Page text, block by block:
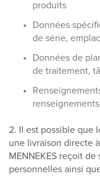
produits
Données
de série,
Données de
de traitement,
2. Il est possible que
une livraison directe
MENNEKES reçoit
personnelles ainsi